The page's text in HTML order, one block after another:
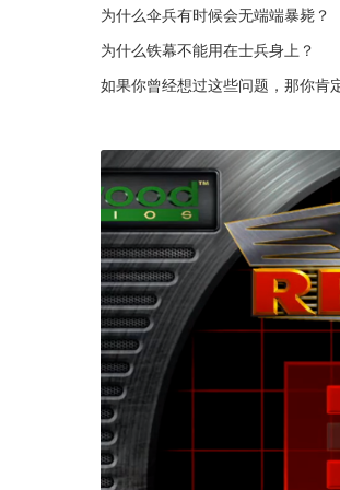
为什么伞兵有时候会无端端暴毙？
为什么铁幕不能用在士兵身上？
如果你曾经想过这些问题，那你肯